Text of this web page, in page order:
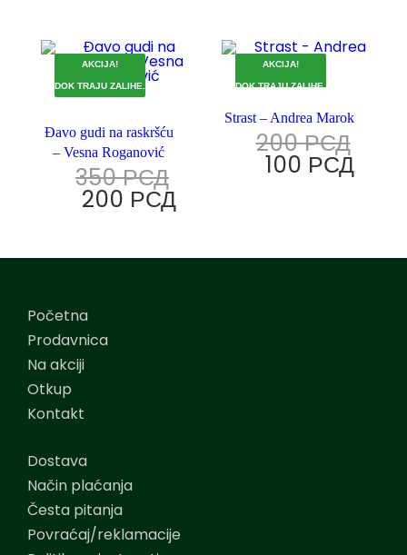
AKCIJA!
DOK TRAJU ZALIHE.
Đavo gudi na raskršću
– Vesna Roganović
350РСД
200 РСД
AKCIJA!
DOK TRAJU ZALIHE.
Strast – Andrea Marok
200РСД
100 РСД
Početna
Prodavnica
Na akciji
Otkup
Kontakt
Dostava
Način plaćanja
Česta pitanja
Povraćaj/reklamacije